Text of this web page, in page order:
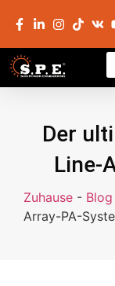
Der
Line-
Zuhause - Blog
Array-PA-